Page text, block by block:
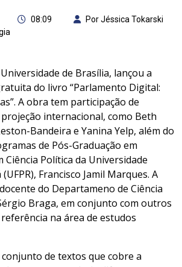
08:09
Por Jéssica Tokarski
de Brasília, lançou a
do livro “Parlamento Digital:
A obra tem participação de
internacional, como Beth
Bandeira e Yanina Yelp, além do
de Pós-Graduação em
Ciência Política da Universidade
Francisco Jamil Marques. A
do Departameno de Ciência
Braga, em conjunto com outros
na área de estudos
de textos que cobre a